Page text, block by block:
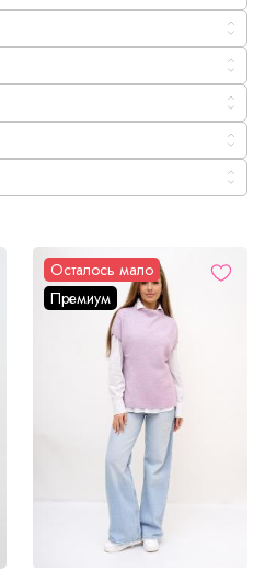
Осталось мало
Премиум